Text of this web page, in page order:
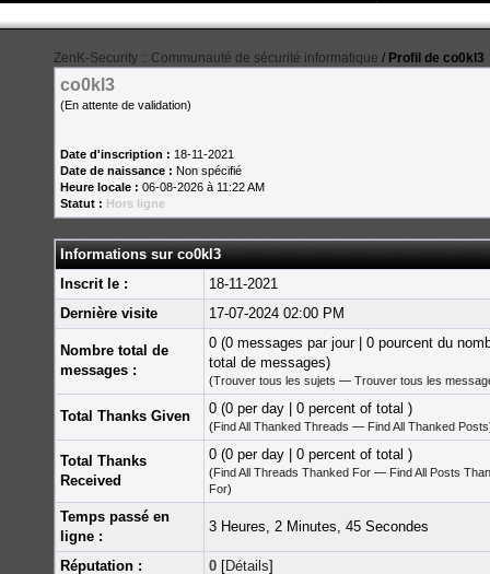
ZenK-Security :: Communauté de sécurité informatique / Profil de co0kl3
co0kl3
(En attente de validation)
Date d'inscription : 18-11-2021
Date de naissance : Non spécifié
Heure locale : 06-08-2026 à 11:22 AM
Statut : Hors ligne
Informations sur co0kl3
Inscrit le :
18-11-2021
Dernière visite
17-07-2024 02:00 PM
Nombre total de
messages :
0 (0 messages par jour | 0 pourcent du
total de messages)
(Trouver tous les sujets — Trouver tous les
Total Thanks Given 0 (0 per day | 0 percent of total )
(Find All Thanked Threads — Find All Thanked Posts
Total Thanks
Received
0 (0 per day | 0 percent of total )
(Find All Threads Thanked For — Find All Posts
For)
Temps passé en
ligne :
3 Heures, 2 Minutes, 45 Secondes
Réputation : 0 [Détails]